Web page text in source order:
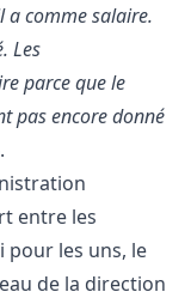
a comme salaire.
Les
parce que le
pas encore donné
entre les
pour les uns, le
de la direction